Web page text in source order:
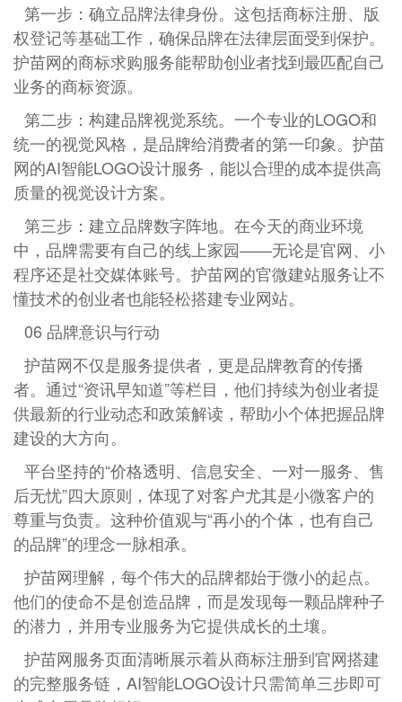
第一步：确立品牌法律身份。这包括商标注册、版
权登记等基础工作，确保品牌在法律层面受到保护。
护苗网的商标求购服务能帮助创业者找到最匹配自己
业务的商标资源。
第二步：构建品牌视觉系统。一个专业的LOGO和
统一的视觉风格，是品牌给消费者的第一印象。护苗
网的AI智能LOGO设计服务，能以合理的成本提供高
质量的视觉设计方案。
第三步：建立品牌数字阵地。在今天的商业环境
中，品牌需要有自己的线上家园——无论是官网、小
程序还是社交媒体账号。护苗网的官微建站服务让不
懂技术的创业者也能轻松搭建专业网站。
06 品牌意识与行动
护苗网不仅是服务提供者，更是品牌教育的传播
者。通过“资讯早知道”等栏目，他们持续为创业者提
供最新的行业动态和政策解读，帮助小个体把握品牌
建设的大方向。
平台坚持的“价格透明、信息安全、一对一服务、售
后无忧”四大原则，体现了对客户尤其是小微客户的
尊重与负责。这种价值观与“再小的个体，也有自己
的品牌”的理念一脉相承。
护苗网理解，每个伟大的品牌都始于微小的起点。
他们的使命不是创造品牌，而是发现每一颗品牌种子
的潜力，并用专业服务为它提供成长的土壤。
护苗网服务页面清晰展示着从商标注册到官网搭建
的完整服务链，AI智能LOGO设计只需简单三步即可